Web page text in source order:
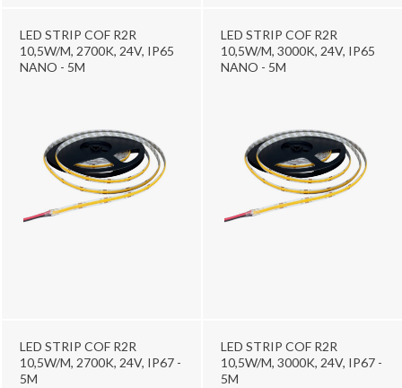
LED STRIP COF R2R
10,5W/M, 2700K, 24V, IP65
NANO - 5M
LED STRIP COF R2R
10,5W/M, 3000K, 24V, IP65
NANO - 5M
LED STRIP COF R2R
10,5W/M, 2700K, 24V, IP67 -
5M
LED STRIP COF R2R
10,5W/M, 3000K, 24V, IP67 -
5M